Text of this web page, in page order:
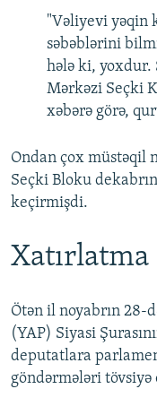
"Vəliyevi yəqin
səbəblərini
hələ ki, yoxdur.
Mərkəzi Seçki
xəbərə görə,
Ondan çox müstəqil
Seçki Bloku
keçirmişdi.
Xatırlatma
Ötən il noyabrın 28-
(YAP) Siyasi
deputatlara
göndərmələri tövsiyə